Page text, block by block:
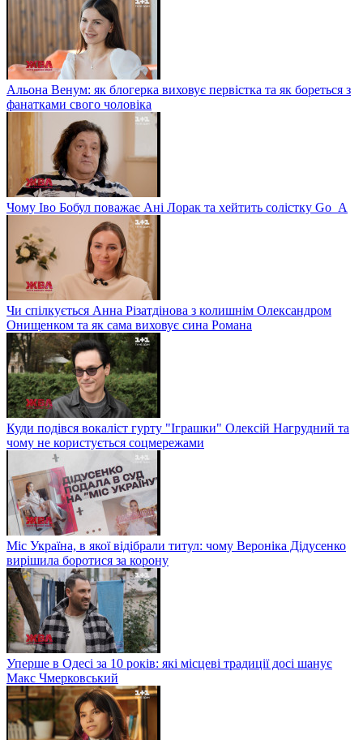
Альона Венум: як блогерка виховує первістка та як бореться з
фанатками свого чоловіка
Чому Іво Бобул поважає Ані Лорак та хейтить солістку Go_A
Чи спілкується Анна Різатдінова з колишнім Олександром
Онищенком та як сама виховує сина Романа
Куди подівся вокаліст гурту "Іграшки" Олексій Нагрудний та
чому не користується соцмережами
Міс Україна, в якої відібрали титул: чому Вероніка Дідусенко
вирішила боротися за корону
Уперше в Одесі за 10 років: які місцеві традиції досі шанує
Макс Чмерковський